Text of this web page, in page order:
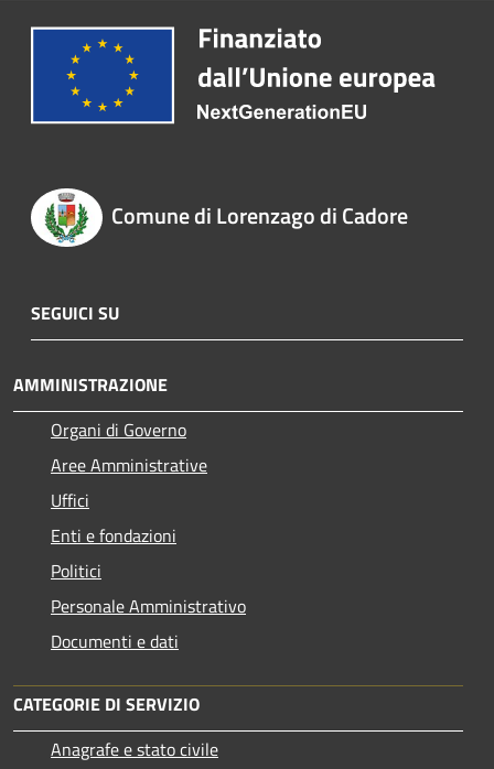
Comune di Lorenzago di Cadore
SEGUICI SU
AMMINISTRAZIONE
Organi di Governo
Aree Amministrative
Uffici
Enti e fondazioni
Politici
Personale Amministrativo
Documenti e dati
CATEGORIE DI SERVIZIO
Anagrafe e stato civile